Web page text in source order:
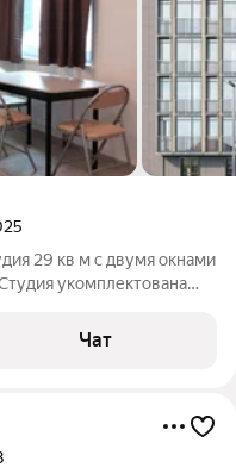
29 кв м с двумя окнами
укомплектована
шкафы) и техникой
Чат